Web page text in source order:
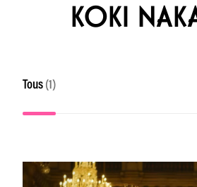
KOKI
Tous (1)